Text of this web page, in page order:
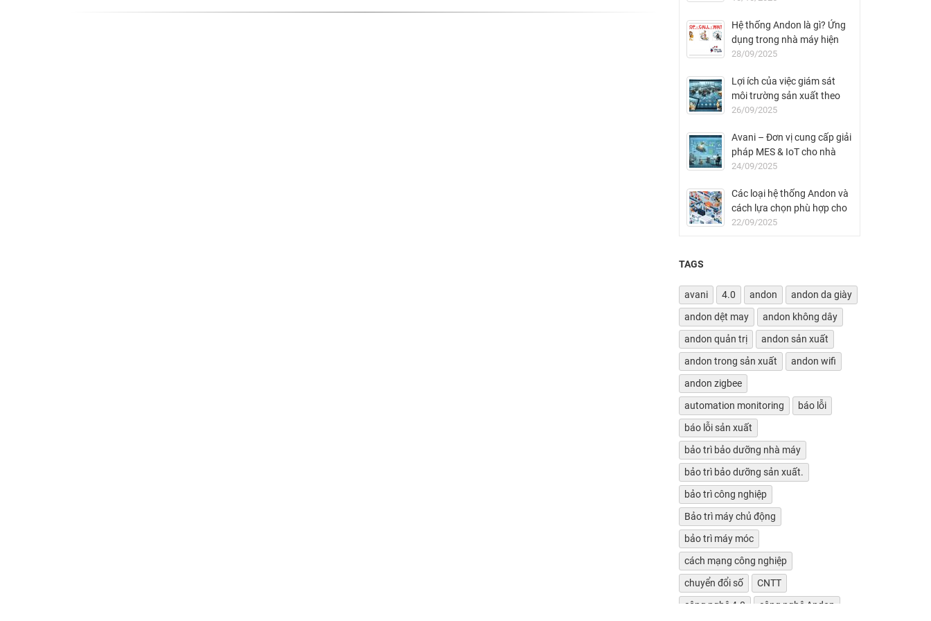
Hệ thống Andon là gì? Ứng
dụng trong nhà máy hiện
đại
28/09/2025
Lợi ích của việc giám sát
môi trường sản xuất theo
thời gian thực
26/09/2025
Avani – Đơn vị cung cấp giải
pháp MES & IoT cho nhà
máy FDI tại Việt Nam
24/09/2025
Các loại hệ thống Andon và
cách lựa chọn phù hợp cho
nhà máy
22/09/2025
TAGS
avani 4.0 andon
andon da giày
andon dệt may
andon không dây
andon quản trị
andon sản xuất
andon trong sản xuất
andon wifi
andon zigbee
automation monitoring
báo lỗi
báo lỗi sản xuất
bảo trì bảo dưỡng nhà máy
bảo trì bảo dưỡng sản xuất.
bảo trì công nghiệp
Bảo trì máy chủ động
bảo trì máy móc
cách mạng công nghiệp
chuyển đổi số
CNTT
công nghệ 4.0
công nghệ Andon